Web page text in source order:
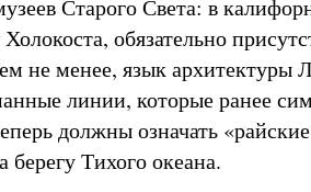
Старого Света: в
обязательно
не менее, язык архитектуры
линии, которые ранее
должны означать
берегу Тихого океана.